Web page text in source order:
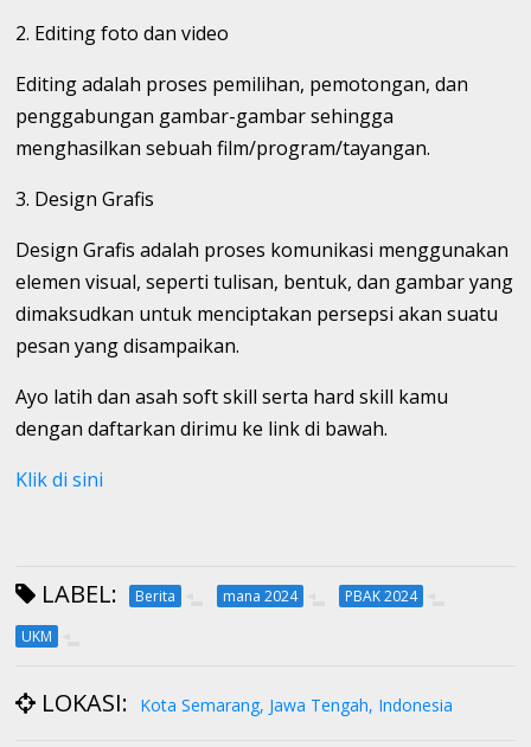
2. Editing foto dan video
Editing adalah proses pemilihan, pemotongan, dan
penggabungan gambar-gambar sehingga
menghasilkan sebuah film/program/tayangan.
3. Design Grafis
Design Grafis adalah proses komunikasi menggunakan
elemen visual, seperti tulisan, bentuk, dan gambar yang
dimaksudkan untuk menciptakan persepsi akan suatu
pesan yang disampaikan.
Ayo latih dan asah soft skill serta hard skill kamu
dengan daftarkan dirimu ke link di bawah.
Klik di sini
LABEL: Berita mana 2024
PBAK 2024
UKM
LOKASI: Kota Semarang, Jawa Tengah, Indonesia